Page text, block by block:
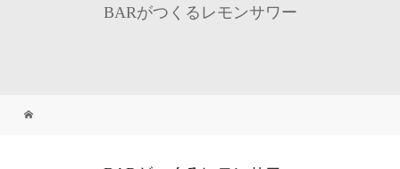
BARがつくるレモンサワー